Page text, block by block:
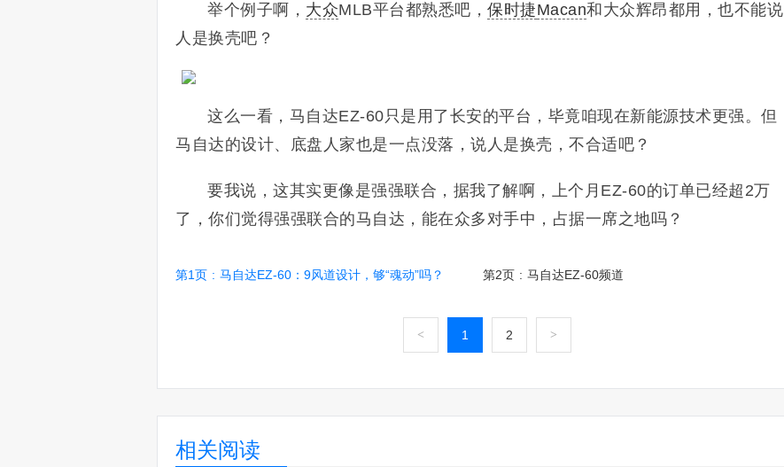
举个例子啊， 大众MLB平台都熟悉吧， 保时捷Macan和大众辉昂都用，也不能说
人是换壳吧？
这么一看，马自达EZ-60只是用了长安的平台，毕竟咱现在新能源技术更强。但
马自达的设计、底盘人家也是一点没落，说人是换壳，不合适吧？
要我说，这其实更像是强强联合，据我了解啊，上个月EZ-60的订单已经超2万
了，你们觉得强强联合的马自达，能在众多对手中，占据一席之地吗？
第1页 : 马自达EZ-60：9风道设计，够“魂动”吗？ 第2页 : 马自达EZ-60频道
< 1 2 >
相关阅读